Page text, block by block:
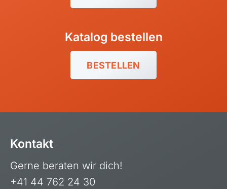
Katalog bestellen
BESTELLEN
Kontakt
Gerne beraten wir dich!
+41 44 762 24 30